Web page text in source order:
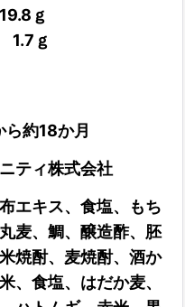
ｇ
1.7ｇ
約18か月
ティ株式会社
エキス、食塩、もち
麦、鯛、醸造酢、胚
焼酎、麦焼酎、酒か
、食塩、はだか麦、